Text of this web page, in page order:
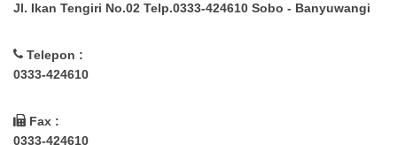
Jl. Ikan Tengiri No.02 Telp.0333-424610 Sobo - Banyuwangi
Telepon :
0333-424610
Fax :
0333-424610